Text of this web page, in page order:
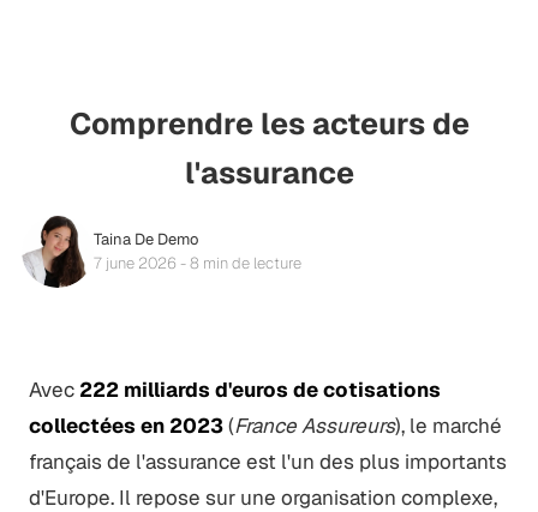
Comprendre les acteurs de
l'assurance
Taina De Demo
7 june 2026 - 8 min de lecture
Avec 222 milliards d'euros de cotisations
collectées en 2023(France Assureurs), le marché
français de l'assurance est l'un des plus importants
d'Europe. Il repose sur une organisation complexe,